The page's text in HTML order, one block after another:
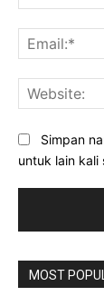
Simpan
untuk lain kali
MOST